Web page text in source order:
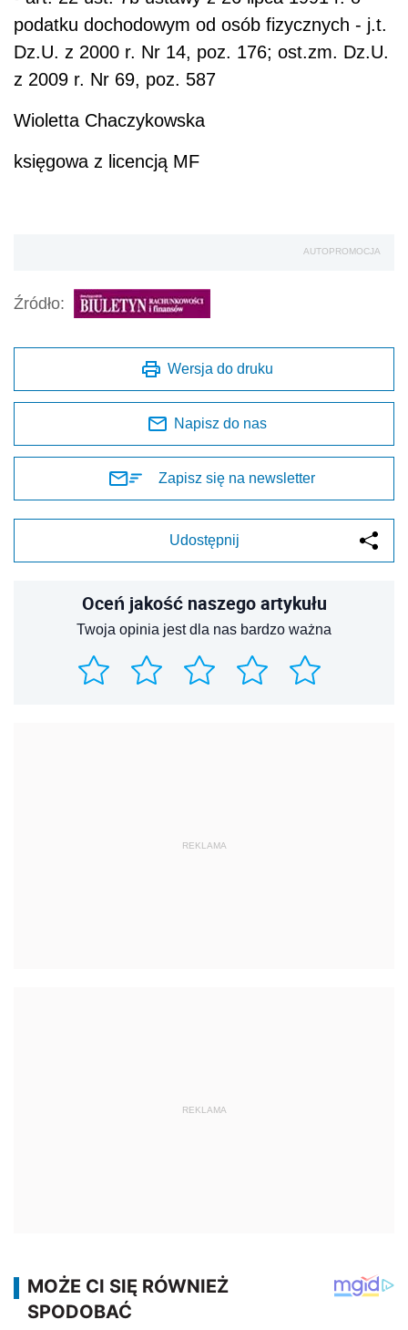
podatku dochodowym od osób fizycznych - j.t.
Dz.U. z 2000 r. Nr 14, poz. 176; ost.zm. Dz.U.
z 2009 r. Nr 69, poz. 587
Wioletta Chaczykowska
księgowa z licencją MF
AUTOPROMOCJA
Źródło:
Wersja do druku
Napisz do nas
Zapisz się na newsletter
Udostępnij
Oceń jakość naszego artykułu
Twoja opinia jest dla nas bardzo ważna
REKLAMA
REKLAMA